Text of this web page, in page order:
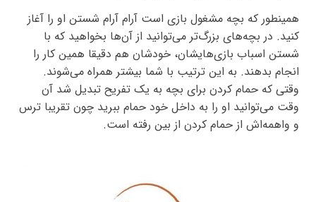
همینطور که بچه مشغول بازی است آرام آرام شستن او را آغاز
کنید. در بچه‌های بزرگ‌تر می‌توانید از آن‌ها بخواهید که با
شستن اسباب بازی‌هایشان، خودشان هم دقیقا همین کار را
انجام بدهند. به این ترتیب با شما بیشتر همراه می‌شوند.
وقتی که حمام کردن برای بچه به یک تفریح تبدیل شد آن
وقت می‌توانید او را به داخل خود حمام ببرید چون تقریبا ترس
و واهمه‌اش از حمام کردن از بین رفته است.